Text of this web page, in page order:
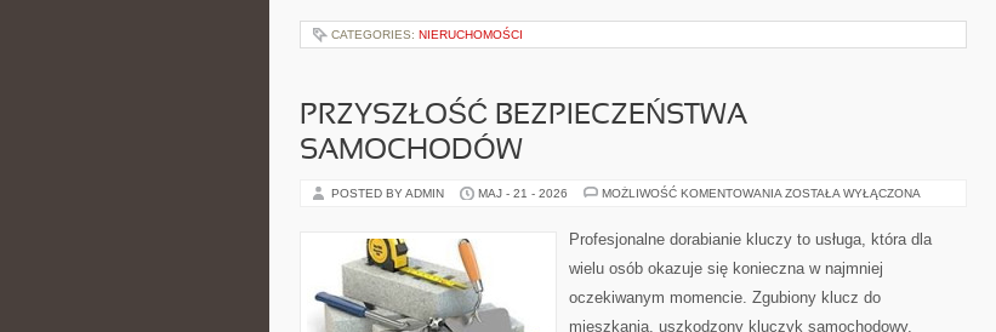
CATEGORIES: NIERUCHOMOŚCI
PRZYSZŁOŚĆ BEZPIECZEŃSTWA
SAMOCHODÓW
POSTED BY ADMIN MAJ - 21 - 2026 MOŻLIWOŚĆ KOMENTOWANIA PRZYSZŁOŚĆ
ZOSTAŁA WYŁĄCZONA
Profesjonalne dorabianie kluczy to usługa, która dla
wielu osób okazuje się konieczna w najmniej
oczekiwanym momencie. Zgubiony klucz do
mieszkania, uszkodzony kluczyk samochodowy,